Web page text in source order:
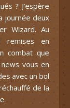
? J’espère
journée deux
Wizard. Au
remises en
combat que
vous en
avec un bol
de la